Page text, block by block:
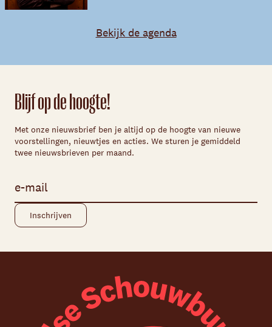
Bekijk de agenda
Blijf op de hoogte!
Met onze nieuwsbrief ben je altijd op de hoogte van nieuwe
voorstellingen, nieuwtjes en acties. We sturen je gemiddeld
twee nieuwsbrieven per maand.